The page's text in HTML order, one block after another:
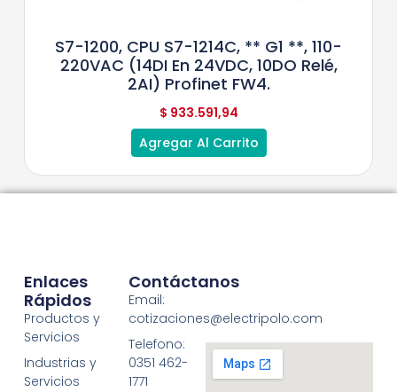
S7-1200, CPU S7-1214C, ** G1 **, 110-
220VAC (14DI En 24VDC, 10DO Relé,
2AI) Profinet FW4.
$ 933.591,94
Agregar Al Carrito
Enlaces
Rápidos
Productos y
Servicios
Industrias y
Servicios
Contáctanos
Email:
cotizaciones@electripolo.com
Telefono:
0351 462-
1771